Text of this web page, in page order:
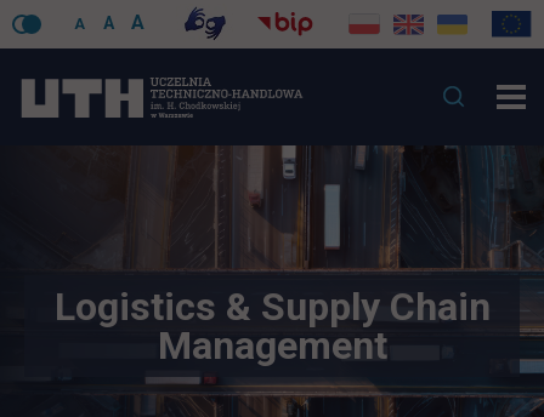
A A A
Logistics & Supply Chain
Management